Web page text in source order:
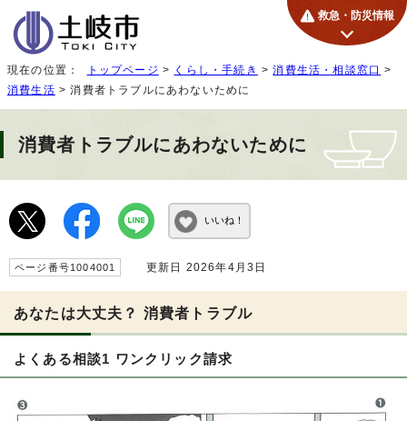
救急・防災情報
現在の位置： トップページ > くらし・手続き >消費生活・相談窓口 >
消費生活 > 消費者トラブルにあわないために
消費者トラブルにあわないために
いいね！
ページ番号1004001 更新日 2026年4月3日
あなたは大丈夫？ 消費者トラブル
よくある相談1 ワンクリック請求